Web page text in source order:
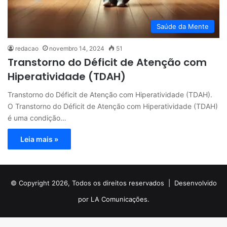
Saúde da Mente
redacao novembro 14, 2024 51
Transtorno do Déficit de Atenção com
Hiperatividade (TDAH)
Transtorno do Déficit de Atenção com Hiperatividade (TDAH).
O Transtorno do Déficit de Atenção com Hiperatividade (TDAH)
é uma condição…
Leia mais »
© Copyright 2026, Todos os direitos reservados | Desenvolvido
por LA Comunicações.